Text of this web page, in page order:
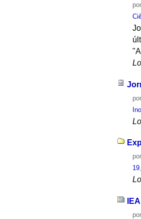
por
por
por
19
por